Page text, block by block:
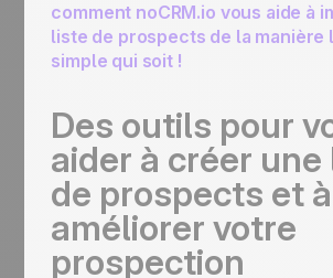
comment noCRM.io vous aide à
liste de prospects de la manière
simple qui soit !
Des outils pour
aider à créer
de prospects et à
améliorer votre
prospection